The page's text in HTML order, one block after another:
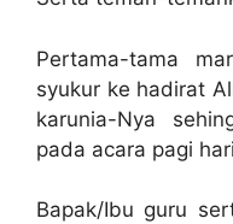
Pertama-tama
syukur ke hadirat
karunia-Nya
pada acara pagi
Bapak/Ibu guru